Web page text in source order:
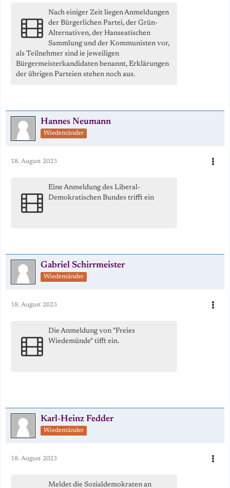
Nach einiger Zeit liegen Anmeldungen
der Bürgerlichen Partei, der Grün-
Alternativen, der Hanseatischen
Sammlung und der Kommunisten vor,
als Teilnehmer sind ie jeweiligen
Bürgermeisterkandidaten benannt, Erklärungen
der übrigen Parteien stehen noch aus.
Hannes Neumann
Wiedemünder
18. August 2023
Eine Anmeldung des Liberal-
Demokratischen Bundes trifft ein
Gabriel Schirrmeister
Wiedemünder
18. August 2023
Die Anmeldung von "Freies
Wiedemünde" tifft ein.
Karl-Heinz Fedder
Wiedemünder
18. August 2023
Meldet die Sozialdemokraten an